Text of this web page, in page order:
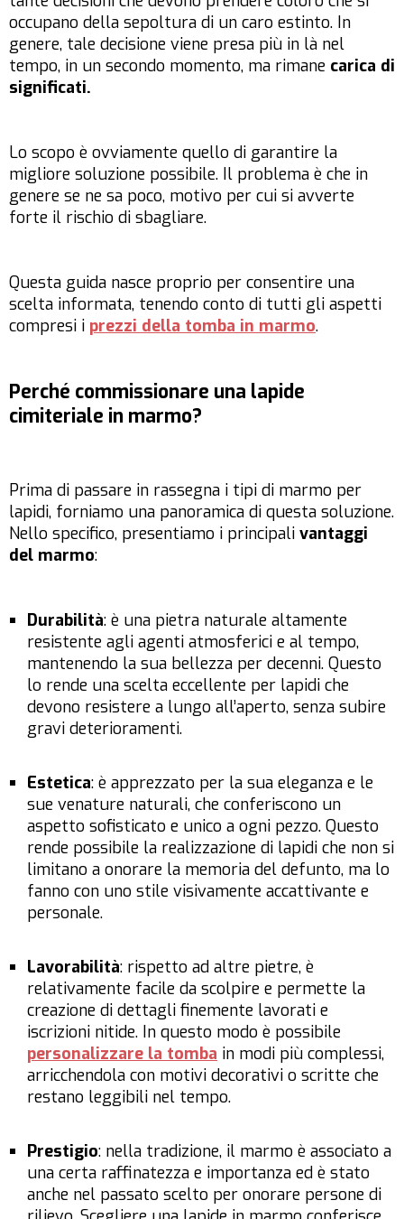
occupano della sepoltura di un caro estinto. In
genere, tale decisione viene presa più in là nel
tempo, in un secondo momento, ma rimane carica di
significati.
Lo scopo è ovviamente quello di garantire la
migliore soluzione possibile. Il problema è che in
genere se ne sa poco, motivo per cui si avverte
forte il rischio di sbagliare.
Questa guida nasce proprio per consentire una
scelta informata, tenendo conto di tutti gli aspetti
compresi i prezzi della tomba in marmo.
Perché commissionare una lapide
cimiteriale in marmo?
Prima di passare in rassegna i tipi di marmo per
lapidi, forniamo una panoramica di questa soluzione.
Nello specifico, presentiamo i principali vantaggi
del marmo:
Durabilità: è una pietra naturale altamente
resistente agli agenti atmosferici e al tempo,
mantenendo la sua bellezza per decenni. Questo
lo rende una scelta eccellente per lapidi che
devono resistere a lungo all’aperto, senza subire
gravi deterioramenti.
Estetica: è apprezzato per la sua eleganza e le
sue venature naturali, che conferiscono un
aspetto sofisticato e unico a ogni pezzo. Questo
rende possibile la realizzazione di lapidi che non si
limitano a onorare la memoria del defunto, ma lo
fanno con uno stile visivamente accattivante e
personale.
Lavorabilità: rispetto ad altre pietre, è
relativamente facile da scolpire e permette la
creazione di dettagli finemente lavorati e
iscrizioni nitide. In questo modo è possibile
personalizzare la tomba in modi più complessi,
arricchendola con motivi decorativi o scritte che
restano leggibili nel tempo.
Prestigio: nella tradizione, il marmo è associato a
una certa raffinatezza e importanza ed è stato
anche nel passato scelto per onorare persone di